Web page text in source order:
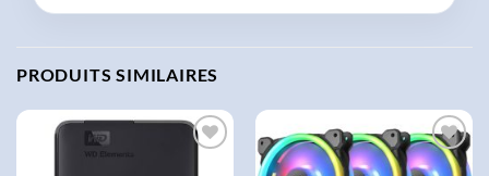
PRODUITS SIMILAIRES
AJOUTER